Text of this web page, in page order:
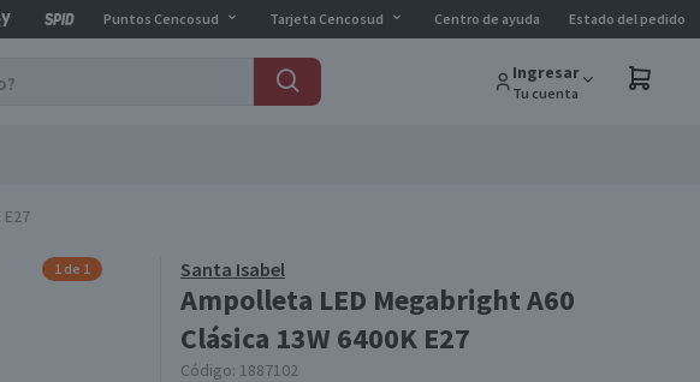
Puntos Cencosud Tarjeta Cencosud Centro de ayuda Estado del pedido
Ingresar
Tu cuenta
Santa Isabel
Ampolleta LED Megabright A60
Clásica 13W 6400K E27
Código: 1887102
1 de 1